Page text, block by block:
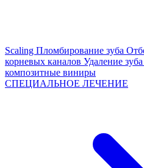
Scaling Пломбирование зуба
корневых каналов Удаление зуба
композитные виниры
СПЕЦИАЛЬНОЕ ЛЕЧЕНИЕ